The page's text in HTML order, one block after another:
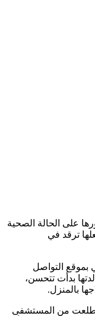
على الحالة الصحية
ترقد في
التواصل
بدأت تتحسن،
بالمنزل.
طلعت من المستشفى